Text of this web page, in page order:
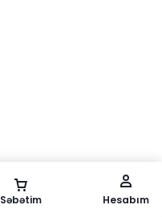
Səbətim Hesabım